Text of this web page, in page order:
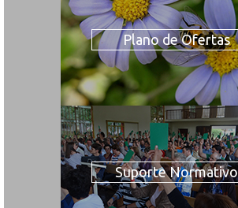
Plano de Ofertas
Suporte Normativo